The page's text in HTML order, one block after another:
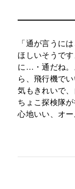
「通が言うに
ほしいそうで
に…・通だね。
ら、飛行機で
気もきれいで
ちょこ探検隊
心地いい、オー